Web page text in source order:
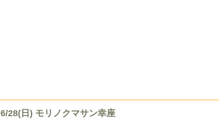
6/28(日) モリノクマサン幸座